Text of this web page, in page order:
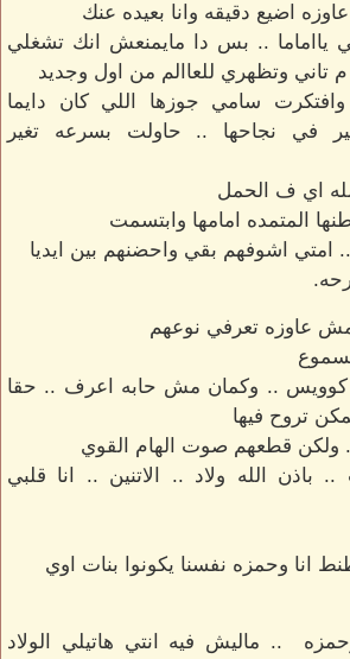
اضيع دقيقه وانا بعيده عنك
يااماما .. بس دا مايمنعش انك تشغلي
وتظهري للعاالم من اول وجديد
وافتكرت سامي جوزها اللي كان دايما
في نجاحها .. حاولت بسرعه تغير
اي ف الحمل
المتمده امامها وابتسمت
امتي اشوفهم بقي واحضنهم بين ايديا
عاوزه تعرفي نوعهم
كوويس .. وكمان مش حابه اعرف .. حقا
تروح فيها
.. ولكن قطعهم صوت الهام القوي
الله ولاد .. الاتنين .. انا قلبي
انا وحمزه نفسنا يكونوا بنات اوي
.. ماليش فيه انتي هاتيلي الولاد